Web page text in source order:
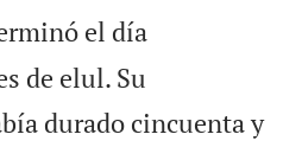
el día
de elul. Su
durado cincuenta y